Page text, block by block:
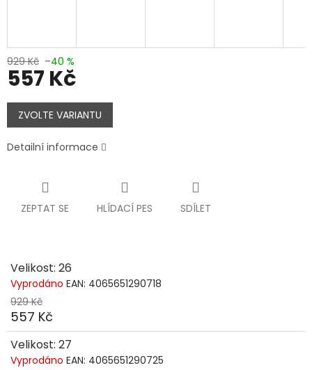
929 Kč –40 %
557 Kč
Měrná
cena:
ZVOLTE VARIANTU
Detailní informace
ZEPTAT SE HLÍDACÍ PES SDÍLET
Velikost: 26
Vyprodáno EAN: 4065651290718
929 Kč
557 Kč
Velikost: 27
Vyprodáno EAN: 4065651290725